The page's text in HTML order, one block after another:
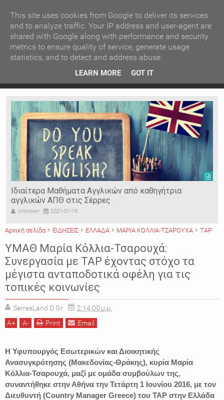
Ιερόσυλοι έκλεψαν τάματα από Ιερό Ναό στις Σέρρες
Ιδιαίτερα Μαθήματα Αγγλικών από καθηγήτρια
αγγλικών ΑΠΘ στις Σέρρες
Unknown 2021-01-19
Αρχική σελίδα ΕΙΔΗΣΕΙΣ ΕΛΛΑΔΑ ΜΑΡΙΑ ΚΟΛΛΙΑ-ΤΣΑΡΟΥΧΑ TAP
ΥΜΑΘ Μαρία Κόλλια-Τσαρουχά:
Συνεργασία με ΤΑΡ έχοντας στόχο τα
μέγιστα ανταποδοτικά οφέλη για τις
τοπικές κοινωνίες
SerresLand D Gr
2:14:00 μ.μ.
A+ A- Print Email
Η Υφυπουργός Εσωτερικών και Διοικητικής
Ανασυγκρότησης (Μακεδονίας-Θράκης), κυρία Μαρία
Κόλλια-Τσαρουχά, μαζί με ομάδα συμβούλων της,
συναντήθηκε στην Αθήνα την Τετάρτη 1 Ιουνίου 2016, με τον
Διευθυντή (Country Manager Greece) του TAP στην Ελλάδα
ΚΕΝΤΡΙΚΗ ΑΝΑ ΚΑΤΗΓΟΡΙΑ
ΕΙΔΗΣΕΙΣ ΑΝΑ ΠΕΡΙΟΧΗ
ΠΡΟΣΦΑΤΑ ΝΕΑ
Ν. ΣΕΡΡΩΝ Η ΓΗ ΜΑΣ
ΤΥΧΑΙΕΣ ΑΝΑΡΤΗΣΕΙΣ/ΑΡΘΡΑ
Serres Racing Circuit
Panserraikos FC
Ikaroi B.C.
This site uses cookies from Google to deliver its services
and to analyze traffic. Your IP address and user-agent are
shared with Google along with performance and security
metrics to ensure quality of service, generate usage
statistics, and to detect and address abuse.
LEARN MORE GOT IT